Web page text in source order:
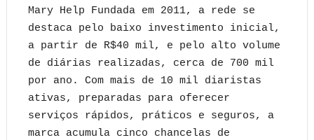
Mary Help Fundada em 2011, a rede se
destaca pelo baixo investimento inicial,
a partir de R$40 mil, e pelo alto volume
de diárias realizadas, cerca de 700 mil
por ano. Com mais de 10 mil diaristas
ativas, preparadas para oferecer
serviços rápidos, práticos e seguros, a
marca acumula cinco chancelas de